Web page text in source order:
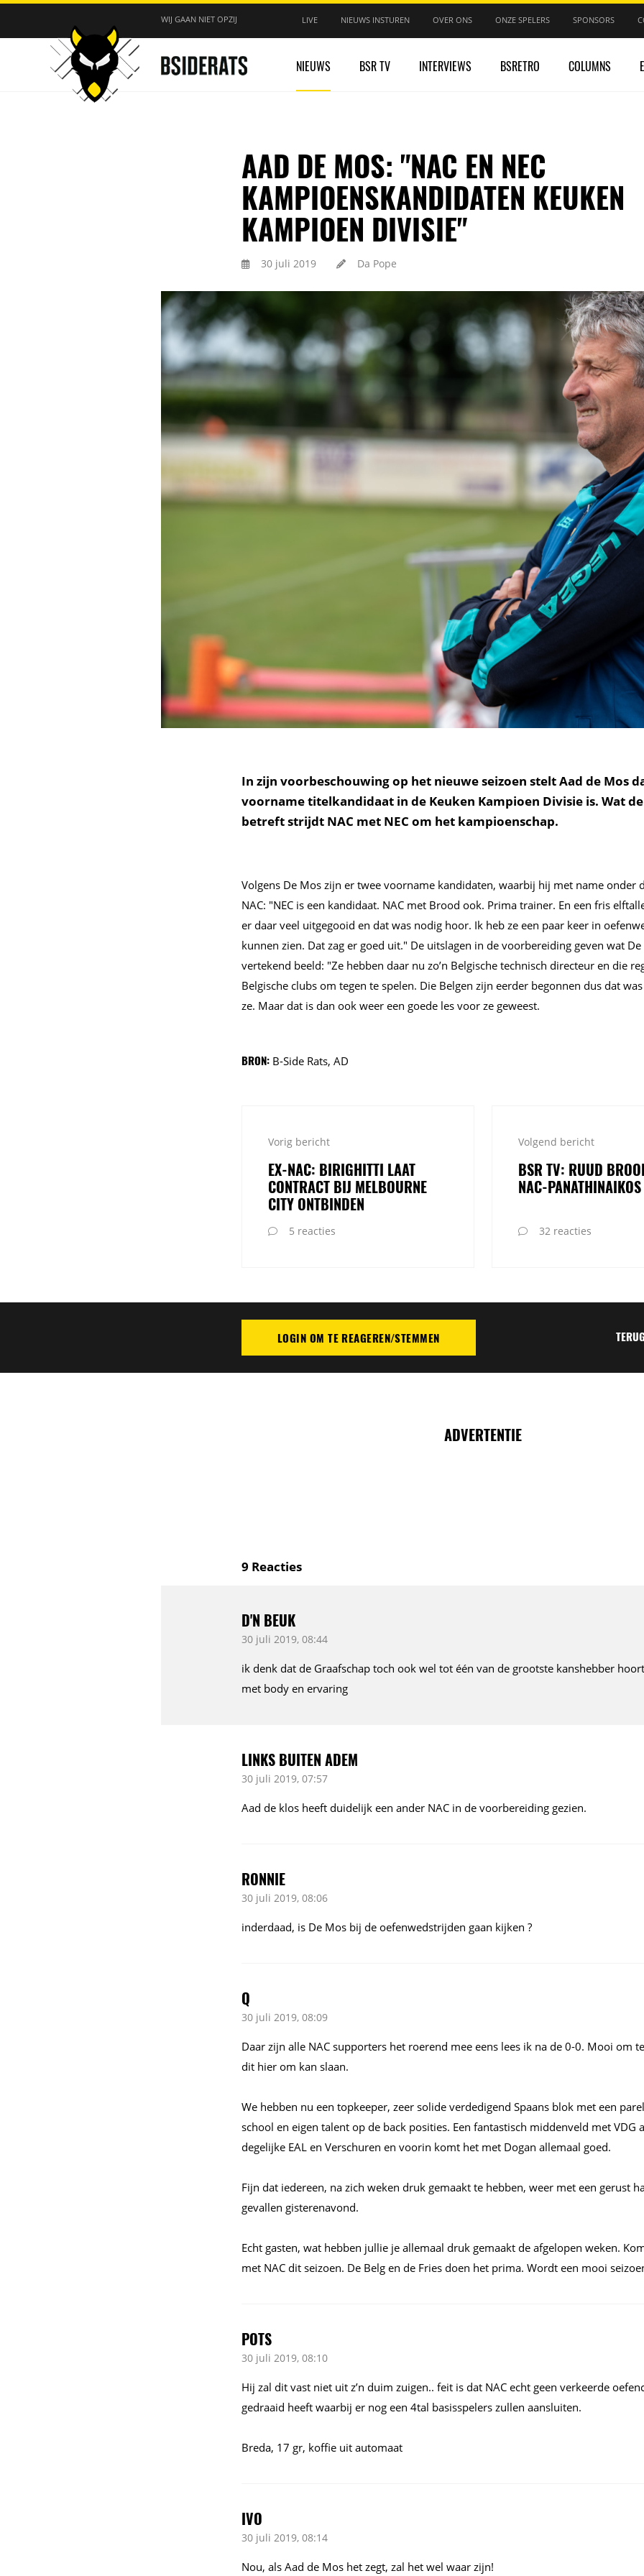
WIJ GAAN NIET OPZIJ LIVE NIEUWS INSTUREN OVER ONS ONZE SPELERS SPONSORS
NIEUWS BSR TV INTERVIEWS BSRETRO COLUMNS
AAD DE MOS: "NAC EN NEC
KAMPIOENSKANDIDATEN KEUKEN
KAMPIOEN DIVISIE"
30 juli 2019 Da Pope
In zijn voorbeschouwing op het nieuwe seizoen stelt Aad de Mos
voorname titelkandidaat in de Keuken Kampioen Divisie is. Wat
betreft strijdt NAC met NEC om het kampioenschap.
Volgens De Mos zijn er twee voorname kandidaten, waarbij hij met name onder
NAC: "NEC is een kandidaat. NAC met Brood ook. Prima trainer. En een fris
er daar veel uitgegooid en dat was nodig hoor. Ik heb ze een paar keer in
kunnen zien. Dat zag er goed uit." De uitslagen in de voorbereiding geven wat
vertekend beeld: "Ze hebben daar nu zo’n Belgische technisch directeur en die
Belgische clubs om tegen te spelen. Die Belgen zijn eerder begonnen dus dat
ze. Maar dat is dan ook weer een goede les voor ze geweest.
BRON: B-Side Rats, AD
Vorig bericht
EX-NAC: BIRIGHITTI LAAT
CONTRACT BIJ MELBOURNE
CITY ONTBINDEN
5 reacties
Volgend bericht
BSR TV: RUUD
NAC-
32 reacties
PLAATS REACTIE
LOGIN OM TE REAGEREN/STEMMEN
ADVERTENTIE
9 Reacties
D'N BEUK
30 juli 2019, 08:44
ik denk dat de Graafschap toch ook wel tot één van de grootste kanshebber
met body en ervaring
LINKS BUITEN ADEM
30 juli 2019, 07:57
Aad de klos heeft duidelijk een ander NAC in de voorbereiding gezien.
RONNIE
30 juli 2019, 08:06
inderdaad, is De Mos bij de oefenwedstrijden gaan kijken ?
Q
30 juli 2019, 08:09
Daar zijn alle NAC supporters het roerend mee eens lees ik na de 0-0. Mooi om
dit hier om kan slaan.
We hebben nu een topkeeper, zeer solide verdedigend Spaans blok met een
school en eigen talent op de back posities. Een fantastisch middenveld met VDG
degelijke EAL en Verschuren en voorin komt het met Dogan allemaal goed.
Fijn dat iedereen, na zich weken druk gemaakt te hebben, weer met een gerust
gevallen gisterenavond.
Echt gasten, wat hebben jullie je allemaal druk gemaakt de afgelopen weken.
met NAC dit seizoen. De Belg en de Fries doen het prima. Wordt een mooi
POTS
30 juli 2019, 08:10
Hij zal dit vast niet uit z’n duim zuigen.. feit is dat NAC echt geen verkeerde
gedraaid heeft waarbij er nog een 4tal basisspelers zullen aansluiten.
Breda, 17 gr, koffie uit automaat
IVO
30 juli 2019, 08:14
Nou, als Aad de Mos het zegt, zal het wel waar zijn!